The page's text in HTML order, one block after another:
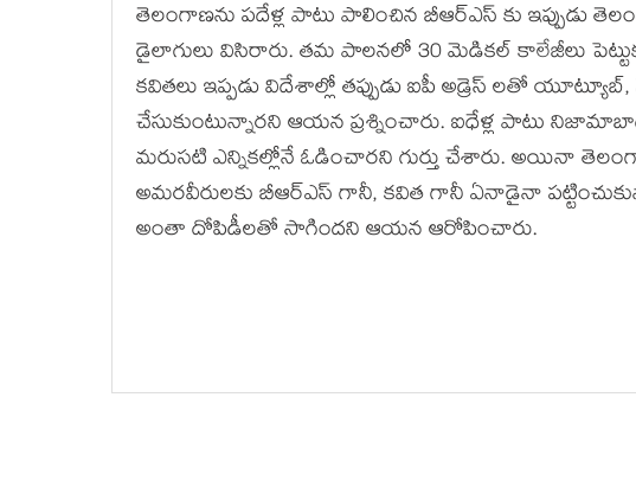
తెలంగాణను పదేళ్ల పాటు పాలించిన బీఆర్ఎస్ కు ఇప్పుడు
డైలాగులు విసిరారు. తమ పాలనలో 30 మెడికల్ కాలేజీలు
కవితలు ఇప్పడు విదేశాల్లో తప్పుడు ఐపీ అడ్రెస్ లతో
చేసుకుంటున్నారని ఆయన ప్రశ్నించారు. ఐధేళ్ల పాటు
మరుసటి ఎన్నికల్లోనే ఓడించారని గుర్తు చేశారు. అయినా
అమరవీరులకు బీఆర్ఎస్ గానీ, కవిత గానీ ఏనాడైనా
అంతా దోపిడీలతో సాగిందని ఆయన ఆరోపించారు.